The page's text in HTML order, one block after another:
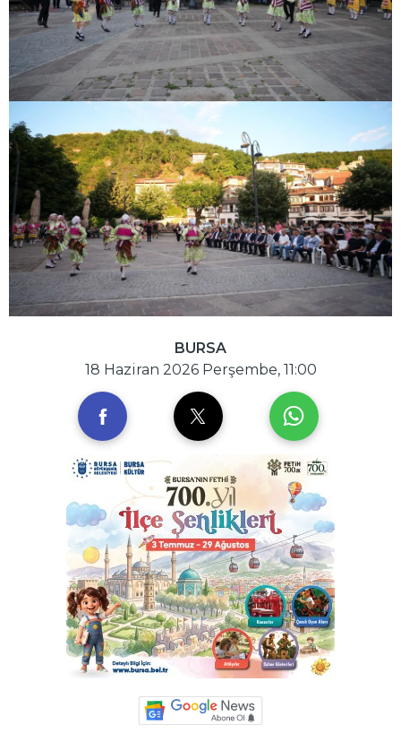
BURSA
18 Haziran 2026 Perşembe, 11:00